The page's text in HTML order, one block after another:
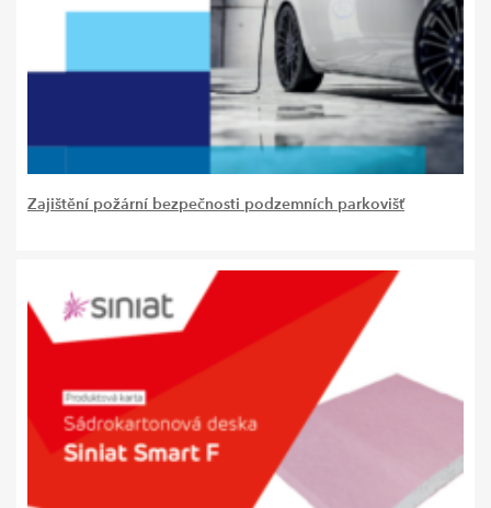
Zajištění požární bezpečnosti podzemních parkovišť